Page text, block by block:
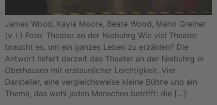
James Wood, Kayla Moore, Beate Wood, Mario Greiner
(v. l.) Foto: Theater an der Niebuhrg Wie viel Theater
braucht es, um ein ganzes Leben zu erzählen? Die
Antwort liefert derzeit das Theater an der Niebuhrg in
Oberhausen mit erstaunlicher Leichtigkeit. Vier
Darsteller, eine vergleichsweise kleine Bühne und ein
Thema, das wohl jeden Menschen betrifft: die […]